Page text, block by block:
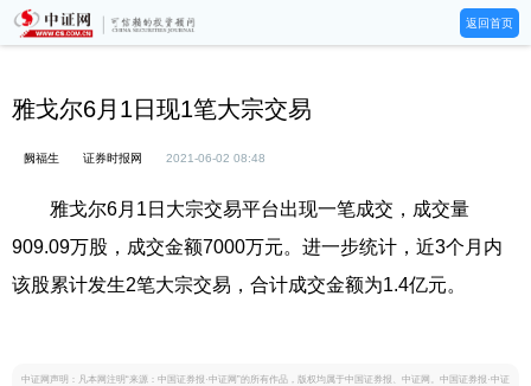
返回首页
雅戈尔6月1日现1笔大宗交易
阙福生 证券时报网 2021-06-02 08:48
雅戈尔6月1日大宗交易平台出现一笔成交，成交量
909.09万股，成交金额7000万元。进一步统计，近3个月内
该股累计发生2笔大宗交易，合计成交金额为1.4亿元。
中证网声明：凡本网注明“来源：中国证券报·中证网”的所有作品，版权均属于中国证券报、中证网。中国证券报·中证